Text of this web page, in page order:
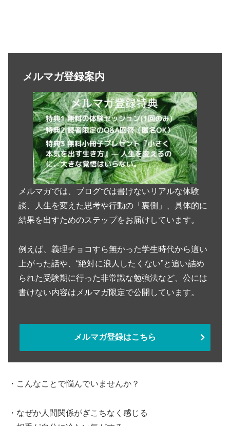
メルマガ登録案内
メルマガでは、ブログでは書けないリアルな体験
談、人生を変えた思考や行動の「裏側」、具体的に
結果を出すためのステップをお届けしています。
例えば、義理チョコすら無かった学生時代から這い
上がった話や、“絶対に浪人したくない”と追い詰め
られた受験期に行った非常識な勉強法など、公には
書けない内容はメルマガ限定で公開しています。
メルマガ登録はこちら
・こんなことで悩んでいませんか？
・なぜか人間関係がぎこちなく感じる